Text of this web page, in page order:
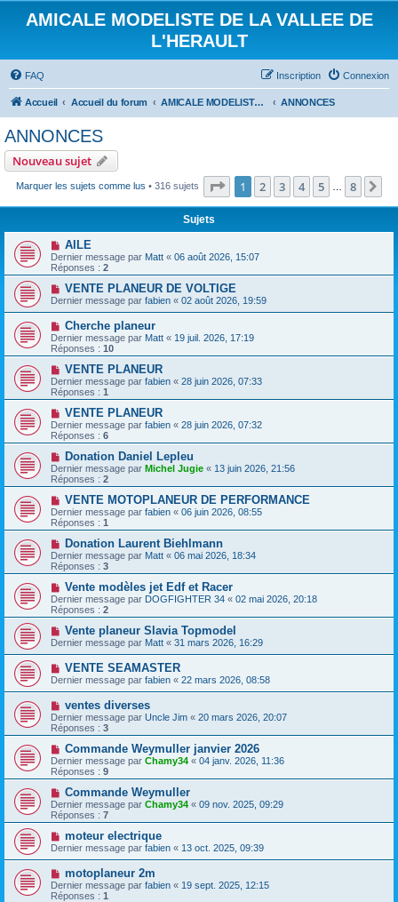
AMICALE MODELISTE DE LA VALLEE DE
L'HERAULT
FAQ Connexion
Inscription
Accueil Accueil du forum AMICALE MODELISTE DE LA VALLEE DE L'HERAULT ANNONCES
ANNONCES
Nouveau sujet
Marquer les sujets comme lus • 316 sujets Page 1sur8
1 2 3 4 5 8
Sujets
AILE
Dernier message par Matt « 06 août 2026, 15:07
Réponses : 2
VENTE PLANEUR DE VOLTIGE
Dernier message par fabien « 02 août 2026, 19:59
Cherche planeur
Dernier message par Matt « 19 juil. 2026, 17:19
Réponses : 10
VENTE PLANEUR
Dernier message par fabien « 28 juin 2026, 07:33
Réponses : 1
VENTE PLANEUR
Dernier message par fabien « 28 juin 2026, 07:32
Réponses : 6
Donation Daniel Lepleu
Dernier message par Michel Jugie « 13 juin 2026, 21:56
Réponses : 2
VENTE MOTOPLANEUR DE PERFORMANCE
Dernier message par fabien « 06 juin 2026, 08:55
Réponses : 1
Donation Laurent Biehlmann
Dernier message par Matt « 06 mai 2026, 18:34
Réponses : 3
Vente modèles jet Edf et Racer
Dernier message par DOGFIGHTER 34 « 02 mai 2026, 20:18
Réponses : 2
Vente planeur Slavia Topmodel
Dernier message par Matt « 31 mars 2026, 16:29
VENTE SEAMASTER
Dernier message par fabien « 22 mars 2026, 08:58
ventes diverses
Dernier message par Uncle Jim « 20 mars 2026, 20:07
Réponses : 3
Commande Weymuller janvier 2026
Dernier message par Chamy34 « 04 janv. 2026, 11:36
Réponses : 9
Commande Weymuller
Dernier message par Chamy34 « 09 nov. 2025, 09:29
Réponses : 7
moteur electrique
Dernier message par fabien « 13 oct. 2025, 09:39
motoplaneur 2m
Dernier message par fabien « 19 sept. 2025, 12:15
Réponses : 1